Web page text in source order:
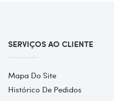
SERVIÇOS AO CLIENTE
Mapa Do Site
Histórico De Pedidos